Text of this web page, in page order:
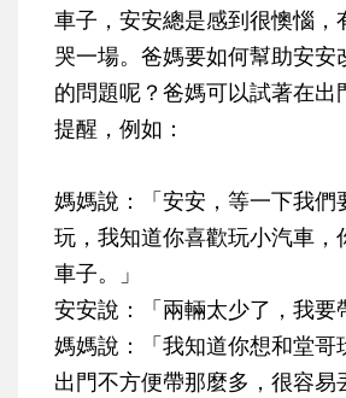
車子，安安總是感到很懊惱，
哭一場。爸媽要如何幫助安安
的問題呢？爸媽可以試著在出
提醒，例如：
媽媽說：「安安，等一下我們
玩，我知道你喜歡玩小汽車，
車子。」
安安說：「兩輛太少了，我要
媽媽說：「我知道你想和堂哥
出門不方便帶那麼多，很容易